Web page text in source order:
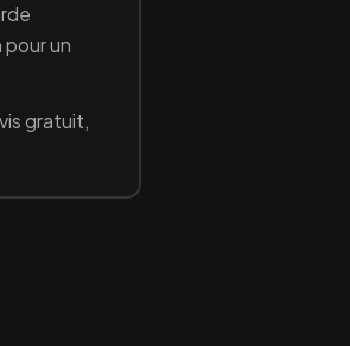
un
gratuit,